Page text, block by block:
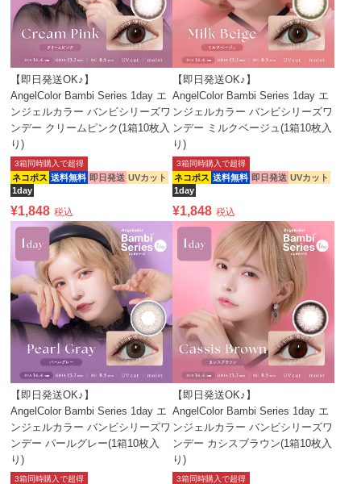
【即日発送OK♪】
AngelColor Bambi Series 1day エ
ンジェルカラー バンビシリーズワ
ンデー クリームピンク(1箱10枚入
り)
ネコポス 送料無料 即日発送 UVカット
1day
3箱同時購入で超得
¥1,848 税込
【即日発送OK♪】
AngelColor Bambi Series 1day エ
ンジェルカラー バンビシリーズワ
ンデー ミルクベージュ(1箱10枚入
り)
ネコポス 送料無料 即日発送 UVカット
1day
3箱同時購入で超得
¥1,848 税込
【即日発送OK♪】
AngelColor Bambi Series 1day エ
ンジェルカラー バンビシリーズワ
ンデー パールグレー(1箱10枚入
り)
3箱同時購入で超得
【即日発送OK♪】
AngelColor Bambi Series 1day エ
ンジェルカラー バンビシリーズワ
ンデー カシスブラウン(1箱10枚入
り)
3箱同時購入で超得